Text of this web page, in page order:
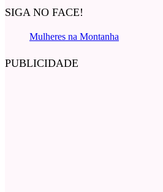
SIGA NO FACE!
Mulheres na Montanha
PUBLICIDADE